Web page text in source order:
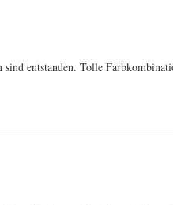
sind entstanden. Tolle